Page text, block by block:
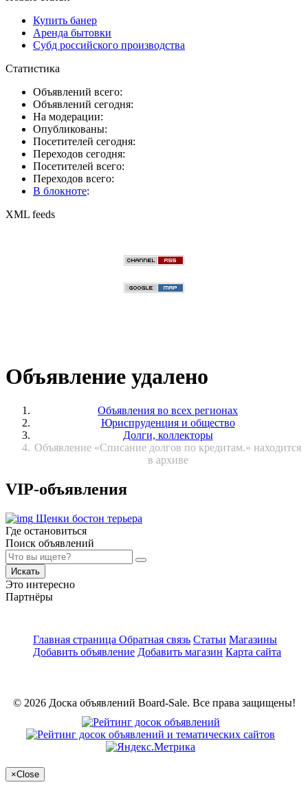
Купить банер
Аренда бытовки
Субд российского производства
Статистика
Объявлений всего:
Объявлений сегодня:
На модерации:
Опубликованы:
Посетителей сегодня:
Переходов сегодня:
Посетителей всего:
Переходов всего:
В блокноте:
XML feeds
Объявление удалено
Объявления во всех регионах
Юриспруденция и общество
Долги, коллекторы
Объявление «Списание долгов по кредитам.» находится
в архиве
VIP-объявления
Щенки бостон терьера
Где остановиться
Поиск объявлений
Искать
Это интересно
Партнёры
Главная страница Обратная связь Статьи Магазины
Добавить объявление Добавить магазин Карта сайта
© 2026 Доска объявлений Board-Sale. Все права защищены!
×Close